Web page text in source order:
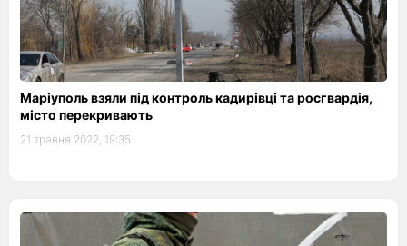
Маріуполь взяли під контроль кадирівці та росгвардія,
місто перекривають
21 травня 2022, 19:35